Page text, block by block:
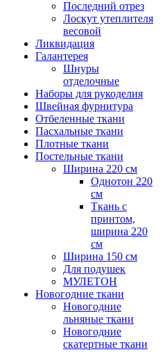
Последний отрез
Лоскут утеплителя
весовой
Ликвидация
Галантерея
Шнуры
отделочные
Наборы для рукоделия
Швейная фурнитура
Отбеленные ткани
Пасхальные ткани
Плотные ткани
Постельные ткани
Ширина 220 см
Однотон 220
см
Ткань с
принтом,
ширина 220
см
Ширина 150 см
Для подушек
МУЛЕТОН
Новогодние ткани
Новогодние
льняные ткани
Новогодние
скатертные ткани